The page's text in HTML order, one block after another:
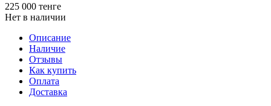
225 000 тенге
Нет в наличии
Описание
Наличие
Отзывы
Как купить
Оплата
Доставка